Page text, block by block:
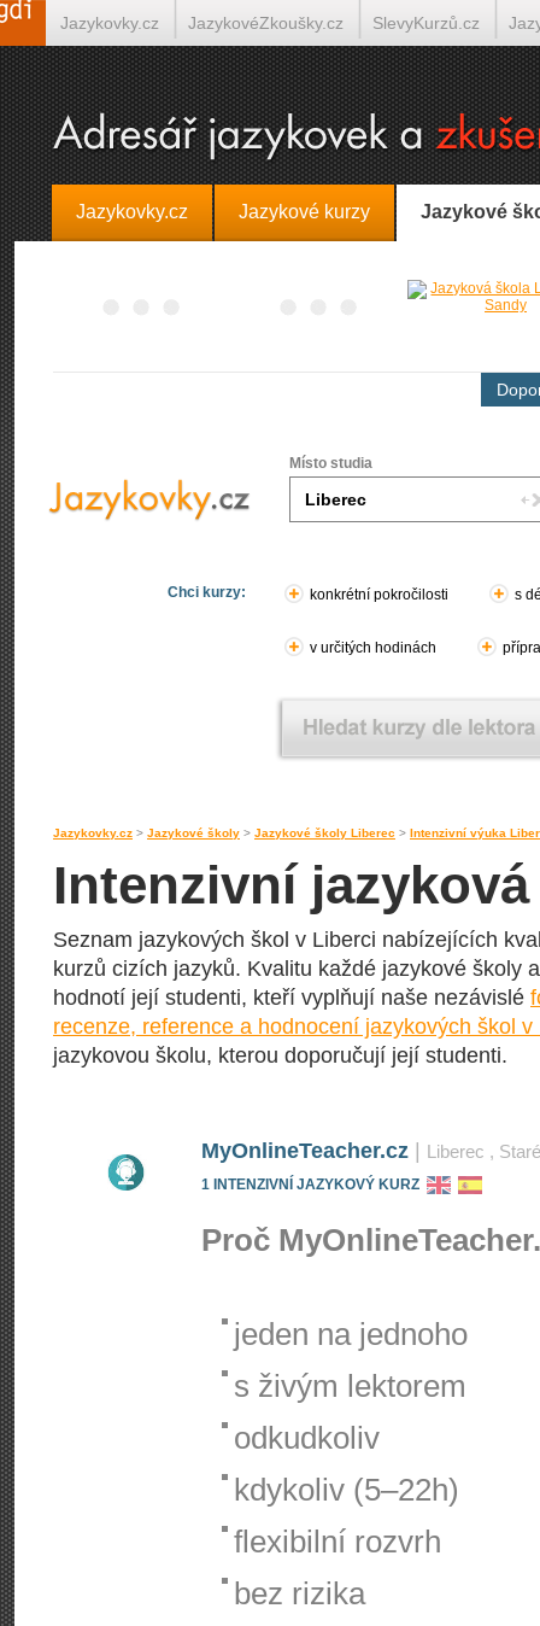
Jazykovky.cz Jazykové kurzy Jazykové
Místo studia
Chci kurzy: konkrétní pokročilosti s
v určitých hodinách
Jazykovky.cz > Jazykové školy > Jazykové školy Liberec > Intenzivní výuka
Intenzivní
Seznam jazykových škol v Liberci nabízejících
kurzů cizích jazyků. Kvalitu každé jazykové školy
hodnotí její studenti, kteří vyplňují naše nezávislé
recenze, reference a hodnocení jazykových škol v
jazykovou školu, kterou doporučují její studenti.
MyOnlineTeacher.cz Liberec ,
1 INTENZIVNÍ JAZYKOVÝ KURZ
Proč
jeden na jednoho
s živým lektorem
odkudkoliv
kdykoliv (5–22h)
flexibilní rozvrh
bez rizika
Jazykovky.cz JazykovéZkoušky.cz SlevyKurzů.cz
Španělština on-line Italština on-line Tlumočení-